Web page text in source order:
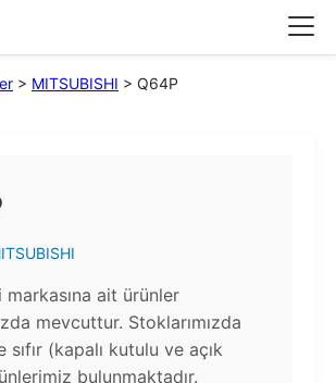
> MITSUBISHI > Q64P
markasına ait ürünler
mevcuttur. Stoklarımızda
sıfır (kapalı kutulu ve açık
bulunmaktadır.​